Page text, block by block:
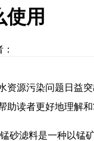
使用
资源污染问题日益
助读者更好地理解
砂滤料是一种以锰